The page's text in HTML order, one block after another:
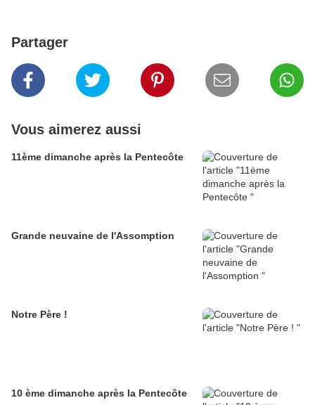
Partager
Vous aimerez aussi
11ème dimanche après la Pentecôte
Grande neuvaine de l'Assomption
Notre Père !
10 ème dimanche après la Pentecôte